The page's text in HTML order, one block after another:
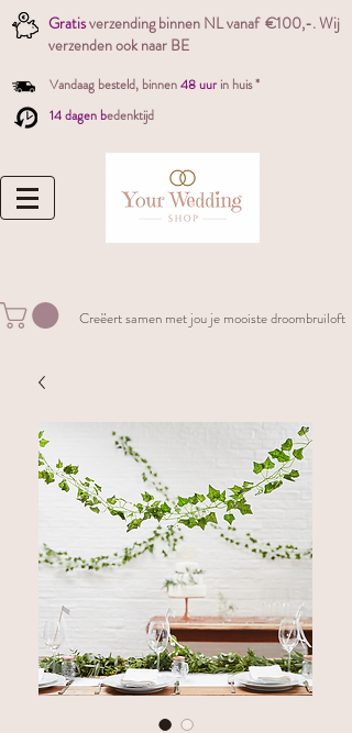
Gratisverzending binnen NL vanaf €100,-. Wij
verzenden ook naar BE
Vandaag besteld, binnen48 uur in huis *
14 dagen bedenktijd
Creëert samen met jou je mooiste droombruiloft